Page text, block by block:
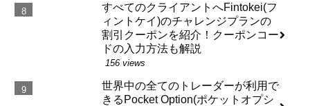
すべてのクライアントへFintokei(フ
ィントケイ)のチャレンジプランの
割引クーポンを紹介！クーポンコー
ドの入力方法も解説
156 views
世界中の全てのトレーダーが利用で
きるPocket Option(ポケットオプシ